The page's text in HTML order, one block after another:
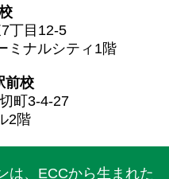
丁目12-5
ミナルシティ1階
前校
町3-4-27
2階
は、ECCから生まれた